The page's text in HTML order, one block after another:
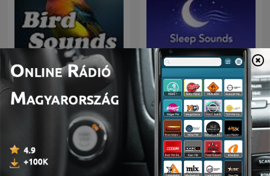
Bird Sounds
Sleep Sounds, ASMR
Sleep Sounds, White
Noise Sleep, Deep Sleep
Sounds, Relaxing Sleep
Sounds